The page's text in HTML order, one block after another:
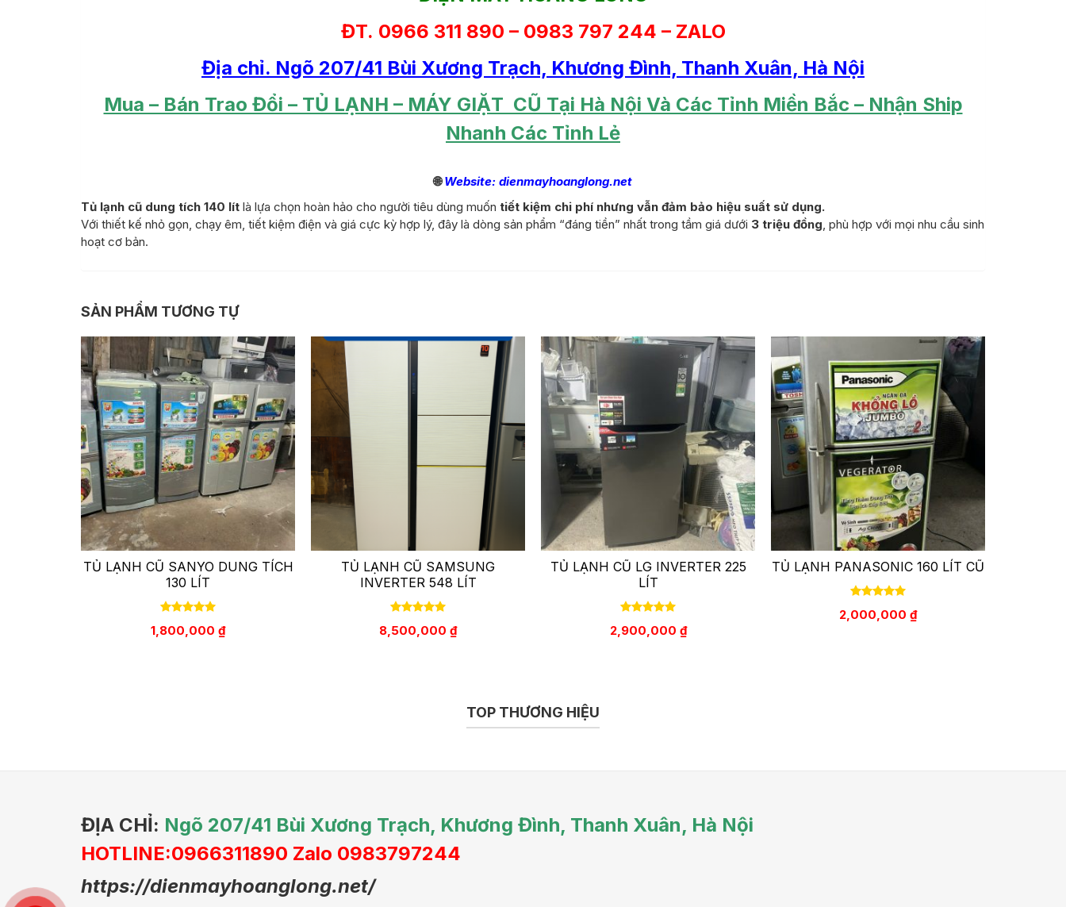
ĐT. 0966 311 890 – 0983 797 244 – ZALO
Địa chỉ. Ngõ 207/41 Bùi Xương Trạch, Khương Đình, Thanh Xuân, Hà Nội
Mua – Bán Trao Đổi – TỦ LẠNH – MÁY GIẶT CŨ Tại Hà Nội Và Các Tỉnh Miền Bắc – Nhận Ship
Nhanh Các Tỉnh Lẻ
🌐Website: dienmayhoanglong.net
Tủ lạnh cũ dung tích 140 lít là lựa chọn hoàn hảo cho người tiêu dùng muốn tiết kiệm chi phí nhưng vẫn đảm bảo hiệu suất sử dụng.
Với thiết kế nhỏ gọn, chạy êm, tiết kiệm điện và giá cực kỳ hợp lý, đây là dòng sản phẩm “đáng tiền” nhất trong tầm giá dưới 3 triệu đồng, phù hợp với mọi nhu cầu sinh
hoạt cơ bản.
SẢN PHẨM TƯƠNG TỰ
TỦ LẠNH CŨ SANYO DUNG TÍCH
130 LÍT
1,800,000 ₫
TỦ LẠNH CŨ SAMSUNG
INVERTER 548 LÍT
8,500,000 ₫
TỦ LẠNH CŨ LG INVERTER 225
LÍT
2,900,000 ₫
TỦ LẠNH PANASONIC 160 LÍT CŨ
2,000,000 ₫
TOP THƯƠNG HIỆU
ĐỊA CHỈ: Ngõ 207/41 Bùi Xương Trạch, Khương Đình, Thanh Xuân, Hà Nội
HOTLINE:0966311890 Zalo 0983797244
https://dienmayhoanglong.net/